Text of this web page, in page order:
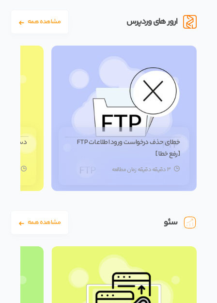
ارور های وردپرس مشاهده همه
خطای حذف درخواست ورود اطلاعات FTP
[رفع خطا]
3 دقیقه دقیقه زمان مطالعه
دسترسی به
سئو مشاهده همه